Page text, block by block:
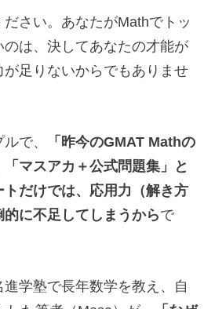
ださい。あなたがMathでトッ
は、決してあなたの才能が
足りないからでもありませ
で、
「昨今のGMAT Mathの
マスアカ＋公式問題集」と
だけでは、応用力（解き方
に不足してしまうからで
学塾で長年数学を教え、自